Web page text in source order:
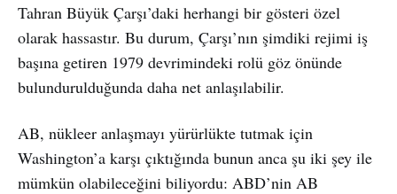
Tahran Büyük Çarşı’daki herhangi bir gösteri özel
olarak hassastır. Bu durum, Çarşı’nın şimdiki rejimi iş
başına getiren 1979 devrimindeki rolü göz önünde
bulundurulduğunda daha net anlaşılabilir.
AB, nükleer anlaşmayı yürürlükte tutmak için
Washington’a karşı çıktığında bunun anca şu iki şey ile
mümkün olabileceğini biliyordu: ABD’nin AB